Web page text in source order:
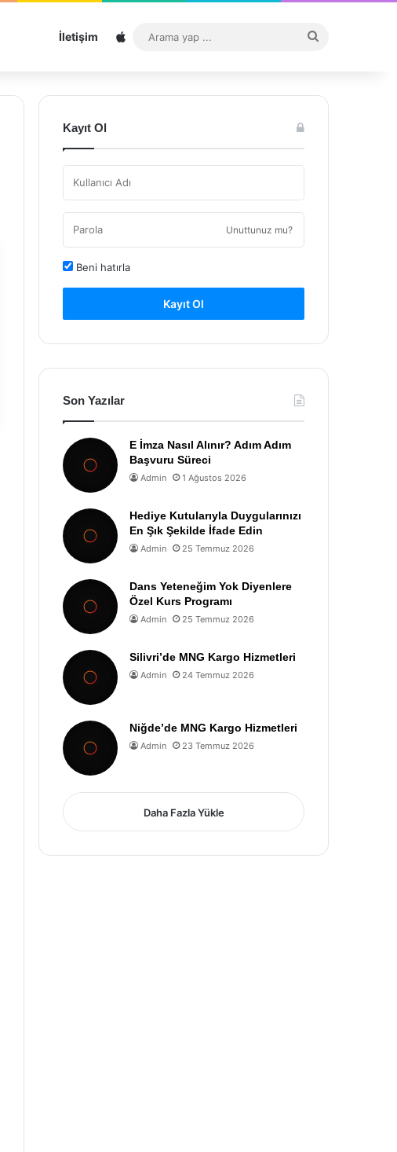
İletişim Sitemap
...
Kayıt Ol
Unuttunuz mu?
Beni hatırla
Kayıt Ol
Son Yazılar
E İmza Nasıl Alınır? Adım Adım
Başvuru Süreci
Admin 1 Ağustos 2026
Hediye Kutularıyla Duygularınızı
En Şık Şekilde İfade Edin
Admin 25 Temmuz 2026
Dans Yeteneğim Yok Diyenlere
Özel Kurs Programı
Admin 25 Temmuz 2026
Silivri’de MNG Kargo Hizmetleri
Admin 24 Temmuz 2026
Niğde’de MNG Kargo Hizmetleri
Admin 23 Temmuz 2026
Daha Fazla Yükle